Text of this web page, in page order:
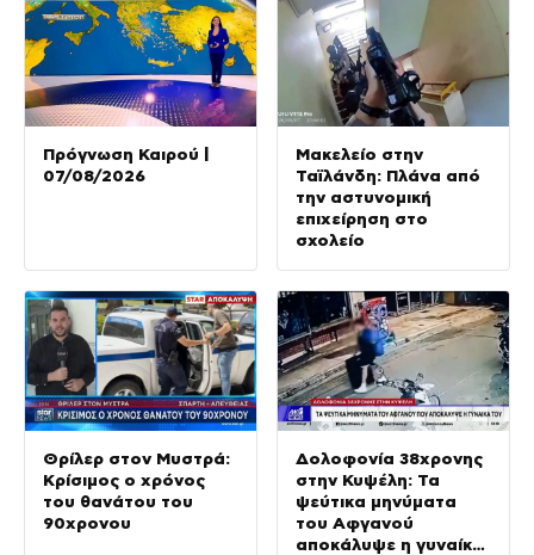
Πρόγνωση Καιρού |
07/08/2026
Μακελείο στην
Ταϊλάνδη: Πλάνα από
την αστυνομική
επιχείρηση στο
σχολείο
Θρίλερ στον Μυστρά:
Κρίσιμος ο χρόνος
του θανάτου του
90χρονου
Δολοφονία 38χρονης
στην Κυψέλη: Τα
ψεύτικα μηνύματα
του Αφγανού
αποκάλυψε η γυναίκα